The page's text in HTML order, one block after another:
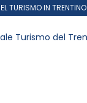
TURISMO IN TRENTINO